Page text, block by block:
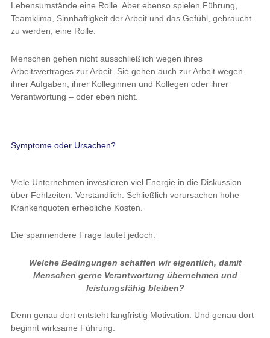
Lebensumstände eine Rolle. Aber ebenso spielen Führung,
Teamklima, Sinnhaftigkeit der Arbeit und das Gefühl, gebraucht
zu werden, eine Rolle.
Menschen gehen nicht ausschließlich wegen ihres
Arbeitsvertrages zur Arbeit. Sie gehen auch zur Arbeit wegen
ihrer Aufgaben, ihrer Kolleginnen und Kollegen oder ihrer
Verantwortung – oder eben nicht.
Symptome oder Ursachen?
Viele Unternehmen investieren viel Energie in die Diskussion
über Fehlzeiten. Verständlich. Schließlich verursachen hohe
Krankenquoten erhebliche Kosten.
Die spannendere Frage lautet jedoch:
Welche Bedingungen schaffen wir eigentlich, damit
Menschen gerne Verantwortung übernehmen und
leistungsfähig bleiben?
Denn genau dort entsteht langfristig Motivation. Und genau dort
beginnt wirksame Führung.